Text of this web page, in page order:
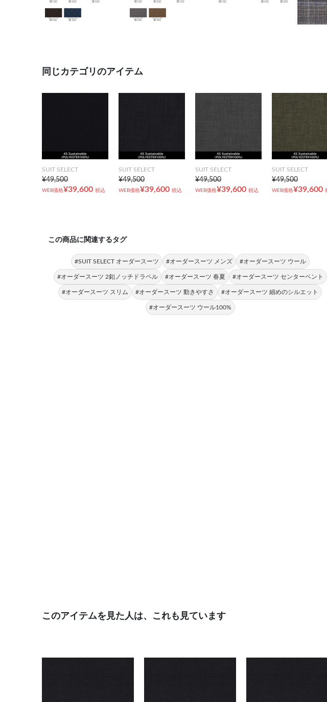
同じカテゴリのアイテム
SUIT SELECT
¥49,500
WEB価格¥39,600 税込
SUIT SELECT
¥49,500
WEB価格¥39,600 税込
SUIT SELECT
¥49,500
WEB価格¥39,600 税込
SUIT SELECT
¥49,500
WEB価格¥39,600
この商品に関連するタグ
#SUIT SELECT オーダースーツ #オーダースーツ メンズ #オーダースーツ ウール
#オーダースーツ 2釦ノッチドラペル #オーダースーツ 春夏 #オーダースーツ センターベント
#オーダースーツ スリム #オーダースーツ 動きやすさ #オーダースーツ 細めのシルエット
#オーダースーツ ウール100%
このアイテムを見た人は、これも見ています